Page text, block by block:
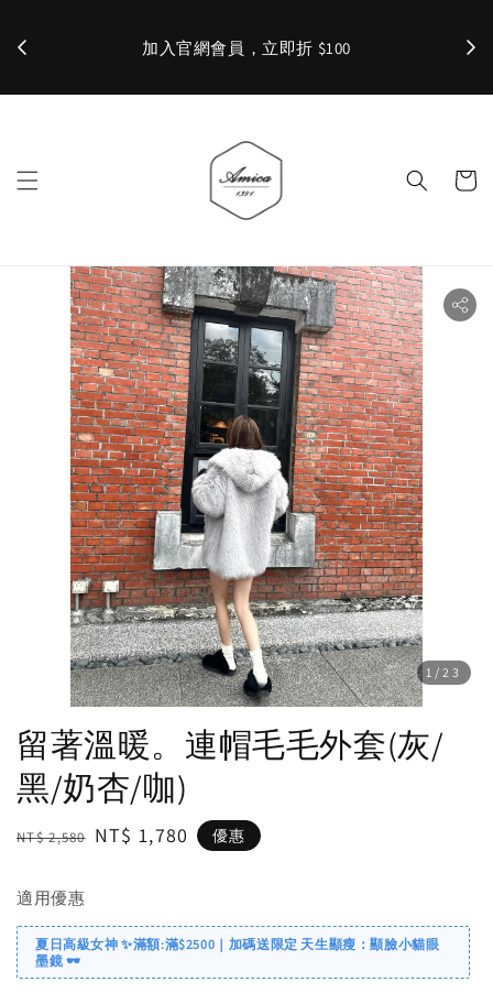
加入官網會員，立即折 $100 ✨
1 /23
留著溫暖。連帽毛毛外套(灰/
黑/奶杏/咖)
Regular
NT$ 2,580 Sale
NT$ 1,780 優惠
適用優惠
夏日高級女神 ✨滿額:滿$2500｜加碼送限定 天生顯瘦：顯臉小貓眼
墨鏡 🕶️